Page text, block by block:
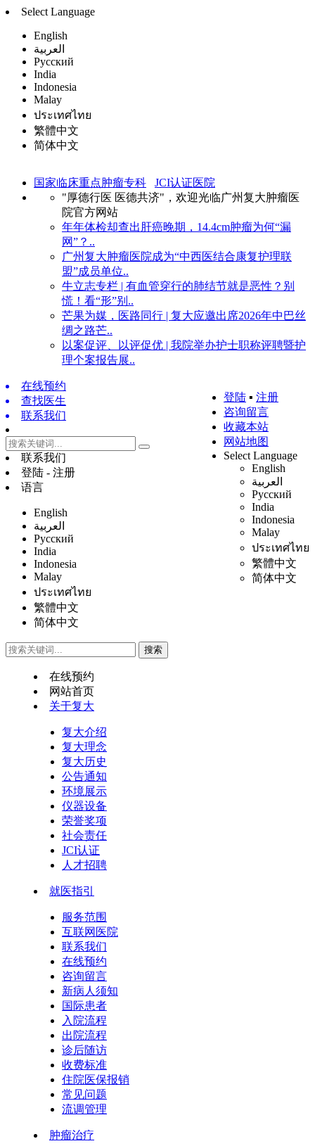
Select Language
English
العربية
Русский
India
Indonesia
Malay
ประเทศไทย
繁體中文
简体中文
国家临床重点肿瘤专科
JCI认证医院
"厚德行医 医德共济"，欢迎光临广州复大肿瘤医
院官方网站
年年体检却查出肝癌晚期，14.4cm肿瘤为何“漏
网”？..
广州复大肿瘤医院成为“中西医结合康复护理联
盟”成员单位..
牛立志专栏 | 有血管穿行的肺结节就是恶性？别
慌！看“形”别..
芒果为媒，医路同行 | 复大应邀出席2026年中巴丝
绸之路芒..
以案促评、以评促优 | 我院举办护士职称评聘暨护
理个案报告展..
登陆 ▪ 注册
咨询留言
收藏本站
网站地图
Select Language
English
العربية
Русский
India
Indonesia
Malay
ประเทศไทย
繁體中文
简体中文
在线预约
查找医生
联系我们
联系我们
登陆 - 注册
语言
English
العربية
Русский
India
Indonesia
Malay
ประเทศไทย
繁體中文
简体中文
在线预约
网站首页
关于复大
复大介绍
复大理念
复大历史
公告通知
环境展示
仪器设备
荣誉奖项
社会责任
JCI认证
人才招聘
就医指引
服务范围
互联网医院
联系我们
在线预约
咨询留言
新病人须知
国际患者
入院流程
出院流程
诊后随访
收费标准
住院医保报销
常见问题
流调管理
肿瘤治疗